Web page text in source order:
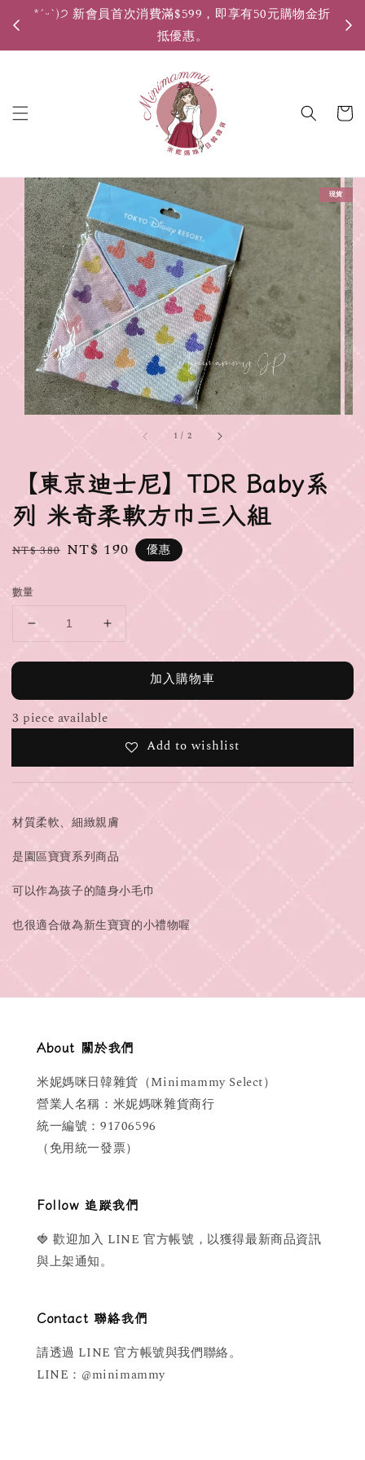
*ˊᵕˋ)੭ 新會員首次消費滿$599，即享有50元購物金折
抵優惠。
1 / 2
現貨
【東京迪士尼】TDR Baby系
列 米奇柔軟方巾三入組
Regular
NT$ 380 Sale
NT$ 190 優惠
數量
加入購物車
3 piece available
Add to wishlist
材質柔軟、細緻親膚
是園區寶寶系列商品
可以作為孩子的隨身小毛巾
也很適合做為新生寶寶的小禮物喔
About 關於我們
米妮媽咪日韓雜貨（Minimammy Select）
營業人名稱：米妮媽咪雜貨商行
統一編號：91706596
（免用統一發票）
Follow 追蹤我們
🍓 歡迎加入 LINE 官方帳號，以獲得最新商品資訊
與上架通知。
Contact 聯絡我們
請透過 LINE 官方帳號與我們聯絡。
LINE：@minimammy